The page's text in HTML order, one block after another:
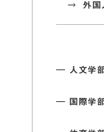
外国
人文学
国際学